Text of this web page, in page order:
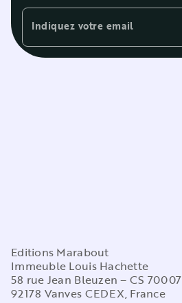
Indiquez votre email
Editions Marabout
Immeuble Louis Hachette
58 rue Jean Bleuzen – CS 70007
92178 Vanves CEDEX, France